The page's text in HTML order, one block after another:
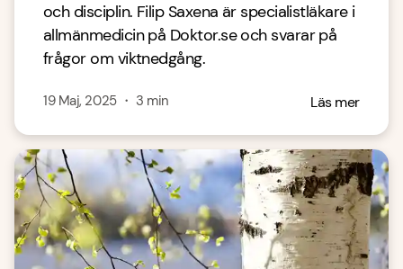
och disciplin. Filip Saxena är specialistläkare i
allmänmedicin på Doktor.se och svarar på
frågor om viktnedgång.
19 Maj, 2025・ 3 min Läs mer